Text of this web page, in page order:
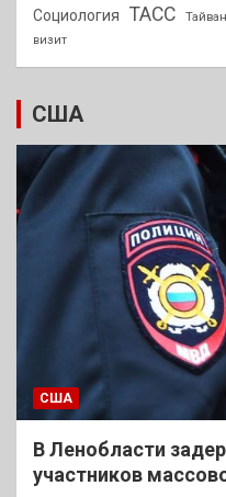
Социология ТАСС
визит
США
США
В Ленобласти
участников